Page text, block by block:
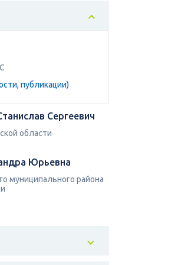
публикации)
Сергеевич
области
Юрьевна
муниципального района